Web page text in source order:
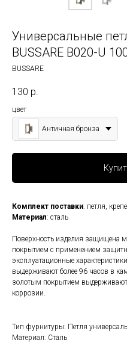
Универсальные
BUSSARE B020-U
BUSSARE
130 р.
цвет
Античная бронза
Комплект поставки: петля,
Материал: сталь
Поверхность изделия защищена
покрытием с применением
эксплуатационные
выдерживают более 96 часов в
золотым покрытием
коррозии.
Тип фурнитуры: Петля
Материал: Сталь